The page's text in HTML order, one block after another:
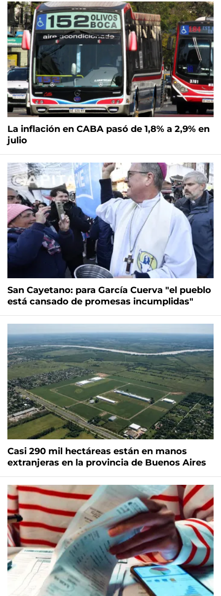
La inflación en CABA pasó de 1,8% a 2,9% en
julio
San Cayetano: para García Cuerva "el pueblo
está cansado de promesas incumplidas"
Casi 290 mil hectáreas están en manos
extranjeras en la provincia de Buenos Aires